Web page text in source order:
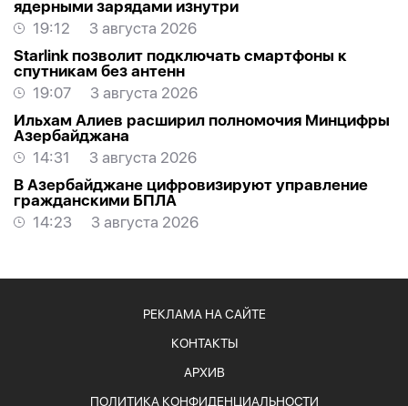
ядерными зарядами изнутри
19:12
3 августа 2026
Starlink позволит подключать смартфоны к
спутникам без антенн
19:07
3 августа 2026
Ильхам Алиев расширил полномочия Минцифры
Азербайджана
14:31
3 августа 2026
В Азербайджане цифровизируют управление
гражданскими БПЛА
14:23
3 августа 2026
РЕКЛАМА НА САЙТЕ
КОНТАКТЫ
АРХИВ
ПОЛИТИКА КОНФИДЕНЦИАЛЬНОСТИ